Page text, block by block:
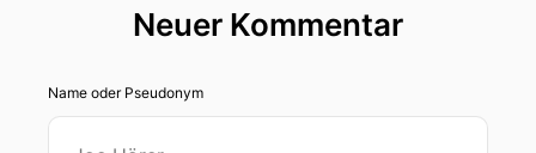
Neuer Kommentar
Name oder Pseudonym